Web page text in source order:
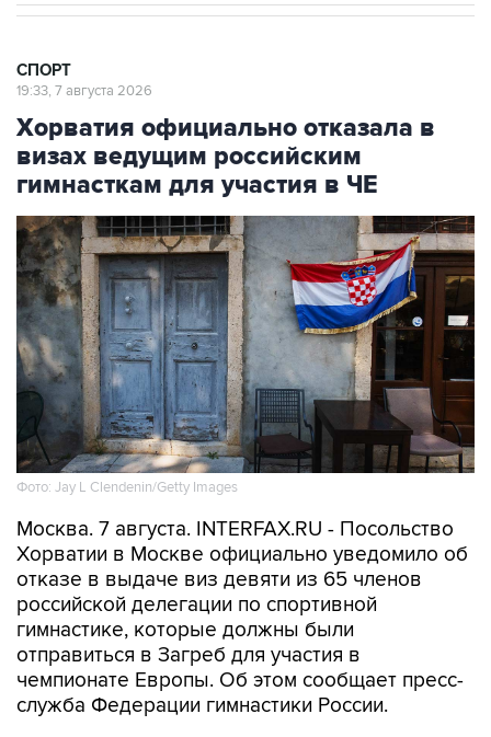
СПОРТ
19:33, 7 августа 2026
Хорватия официально отказала в
визах ведущим российским
гимнасткам для участия в ЧЕ
Фото: Jay L Clendenin/Getty Images
Москва. 7 августа. INTERFAX.RU - Посольство
Хорватии в Москве официально уведомило об
отказе в выдаче виз девяти из 65 членов
российской делегации по спортивной
гимнастике, которые должны были
отправиться в Загреб для участия в
чемпионате Европы. Об этом сообщает пресс-
служба Федерации гимнастики России.